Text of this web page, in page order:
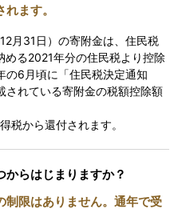
ます。
月31日）の寄附金は、住民税
る2021年分の住民税より控除
の6月頃に「住民税決定通知
されている寄附金の税額控除額
税から還付されます。
らはじまりますか？
制限はありません。通年で受